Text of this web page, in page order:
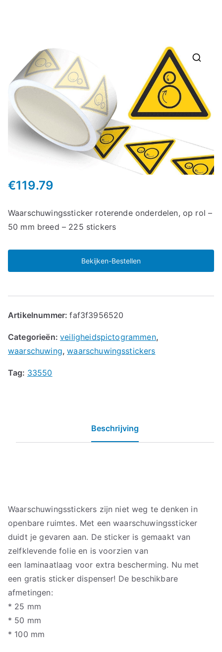
🔍
€119.79
Waarschuwingssticker roterende onderdelen, op rol –
50 mm breed – 225 stickers
Bekijken-Bestellen
Artikelnummer:faf3f3956520
Categorieën:veiligheidspictogrammen,
waarschuwing,waarschuwingsstickers
Tag: 33550
Beschrijving
Waarschuwingsstickers zijn niet weg te denken in
openbare ruimtes. Met een waarschuwingssticker
duidt je gevaren aan. De sticker is gemaakt van
zelfklevende folie en is voorzien van
een laminaatlaag voor extra bescherming. Nu met
een gratis sticker dispenser! De beschikbare
afmetingen:
* 25 mm
* 50 mm
* 100 mm